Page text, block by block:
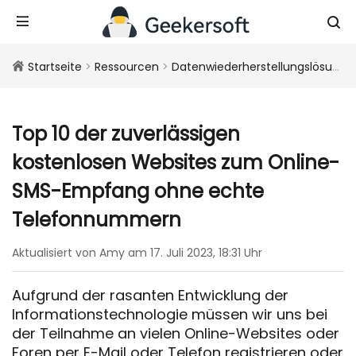
Startseite > Ressourcen > Datenwiederherstellungslösungen
Top 10 der zuverlässigen
kostenlosen Websites zum Online-
SMS-Empfang ohne echte
Telefonnummern
Aktualisiert von Amy am 17. Juli 2023, 18:31 Uhr
Aufgrund der rasanten Entwicklung der
Informationstechnologie müssen wir uns bei
der Teilnahme an vielen Online-Websites oder